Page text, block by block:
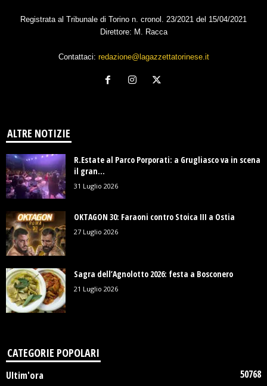
Registrata al Tribunale di Torino n. cronol. 23/2021 del 15/04/2021
Direttore: M. Racca
Contattaci: redazione@lagazzettatorinese.it
ALTRE NOTIZIE
R.Estate al Parco Porporati: a Grugliasco va in scena
il gran...
31 Luglio 2026
OKTAGON 30: Faraoni contro Stoica III a Ostia
27 Luglio 2026
Sagra dell’Agnolotto 2026: festa a Bosconero
21 Luglio 2026
CATEGORIE POPOLARI
Ultim'ora
50768